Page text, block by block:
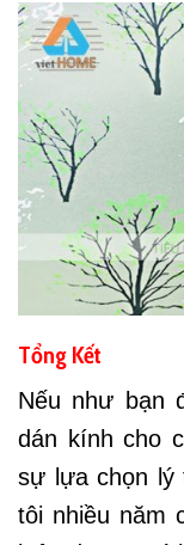
Tổng Kết
Nếu như bạn
dán kính cho
sự lựa chọn lý
tôi nhiều năm